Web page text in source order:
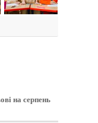
на серпень